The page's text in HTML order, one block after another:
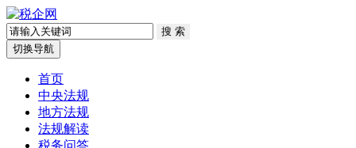
切换导航
首页
中央法规
地方法规
法规解读
税务问答